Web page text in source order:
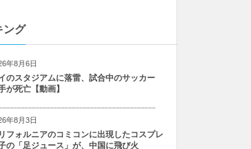
ング
年8月6日
のスタジアムに落雷、試合中のサッカー
が死亡【動画】
年8月3日
フォルニアのコミコンに出現したコスプレ
の「足ジュース」が、中国に飛び火